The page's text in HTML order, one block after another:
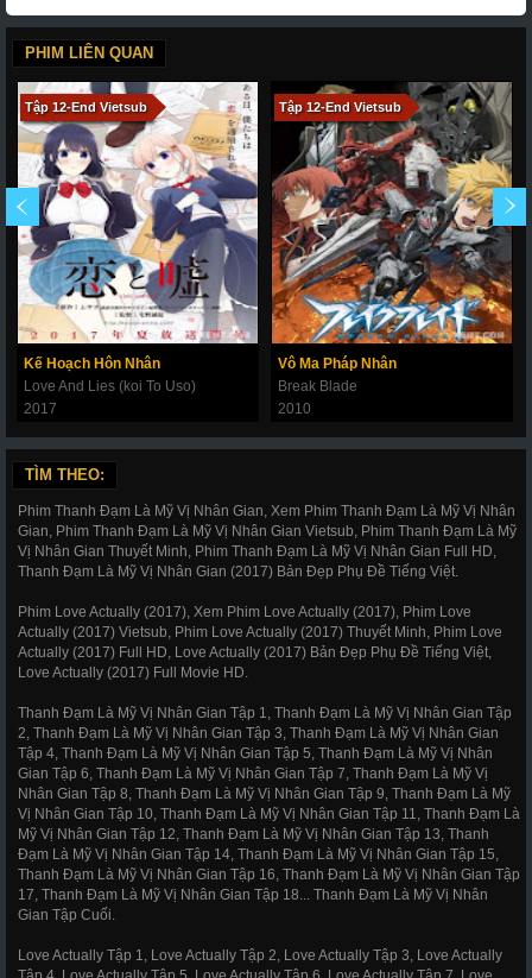
PHIM LIÊN QUAN
Tập 12-End Vietsub
Kế Hoạch Hôn Nhân
Love And Lies (koi To Uso)
2017
Tập 12-End Vietsub
Vô Ma Pháp Nhân
Break Blade
2010
TÌM THEO:
Phim Thanh Đạm Là Mỹ Vị Nhân Gian, Xem Phim Thanh Đạm Là Mỹ Vị Nhân
Gian, Phim Thanh Đạm Là Mỹ Vị Nhân Gian Vietsub, Phim Thanh Đạm Là Mỹ
Vị Nhân Gian Thuyết Minh, Phim Thanh Đạm Là Mỹ Vị Nhân Gian Full HD,
Thanh Đạm Là Mỹ Vị Nhân Gian (2017) Bản Đẹp Phụ Đề Tiếng Việt.
Phim Love Actually (2017), Xem Phim Love Actually (2017), Phim Love
Actually (2017) Vietsub, Phim Love Actually (2017) Thuyết Minh, Phim Love
Actually (2017) Full HD, Love Actually (2017) Bản Đẹp Phụ Đề Tiếng Việt,
Love Actually (2017) Full Movie HD.
Thanh Đạm Là Mỹ Vị Nhân Gian Tập 1, Thanh Đạm Là Mỹ Vị Nhân Gian Tập
2, Thanh Đạm Là Mỹ Vị Nhân Gian Tập 3, Thanh Đạm Là Mỹ Vị Nhân Gian
Tập 4, Thanh Đạm Là Mỹ Vị Nhân Gian Tập 5, Thanh Đạm Là Mỹ Vị Nhân
Gian Tập 6, Thanh Đạm Là Mỹ Vị Nhân Gian Tập 7, Thanh Đạm Là Mỹ Vị
Nhân Gian Tập 8, Thanh Đạm Là Mỹ Vị Nhân Gian Tập 9, Thanh Đạm Là Mỹ
Vị Nhân Gian Tập 10, Thanh Đạm Là Mỹ Vị Nhân Gian Tập 11, Thanh Đạm Là
Mỹ Vị Nhân Gian Tập 12, Thanh Đạm Là Mỹ Vị Nhân Gian Tập 13, Thanh
Đạm Là Mỹ Vị Nhân Gian Tập 14, Thanh Đạm Là Mỹ Vị Nhân Gian Tập 15,
Thanh Đạm Là Mỹ Vị Nhân Gian Tập 16, Thanh Đạm Là Mỹ Vị Nhân Gian Tập
17, Thanh Đạm Là Mỹ Vị Nhân Gian Tập 18... Thanh Đạm Là Mỹ Vị Nhân
Gian Tập Cuối.
Love Actually Tập 1, Love Actually Tập 2, Love Actually Tập 3, Love Actually